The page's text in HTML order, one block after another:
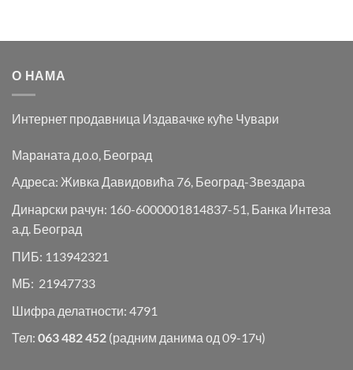
О НАМА
Интернет продавница Издавачке куће Чувари
Мараната д.о.о, Београд
Адреса: Живка Давидовића 76, Београд-Звездара
Динарски рачун: 160-6000001814837-51, Банка Интеза
а.д. Београд
ПИБ: 113942321
МБ: 21947733
Шифра делатности: 4791
Тел: 063 482 452 (радним данима од 09-17ч)